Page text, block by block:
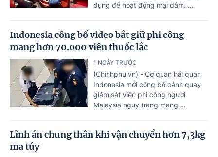
dụng để hoạt động mại dâm. ...
Indonesia công bố video bắt giữ phi công
mang hơn 70.000 viên thuốc lắc
1 NGÀY TRƯỚC
(Chinhphu.vn) - Cơ quan hải quan
Indonesia mới công bố cảnh quay
giám sát việc phi công người
Malaysia nguỵ trang mang ...
Lĩnh án chung thân khi vận chuyển hơn 7,3kg
ma túy